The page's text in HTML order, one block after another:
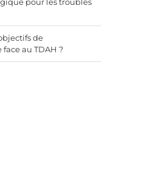
pour les troubles
de
au TDAH ?